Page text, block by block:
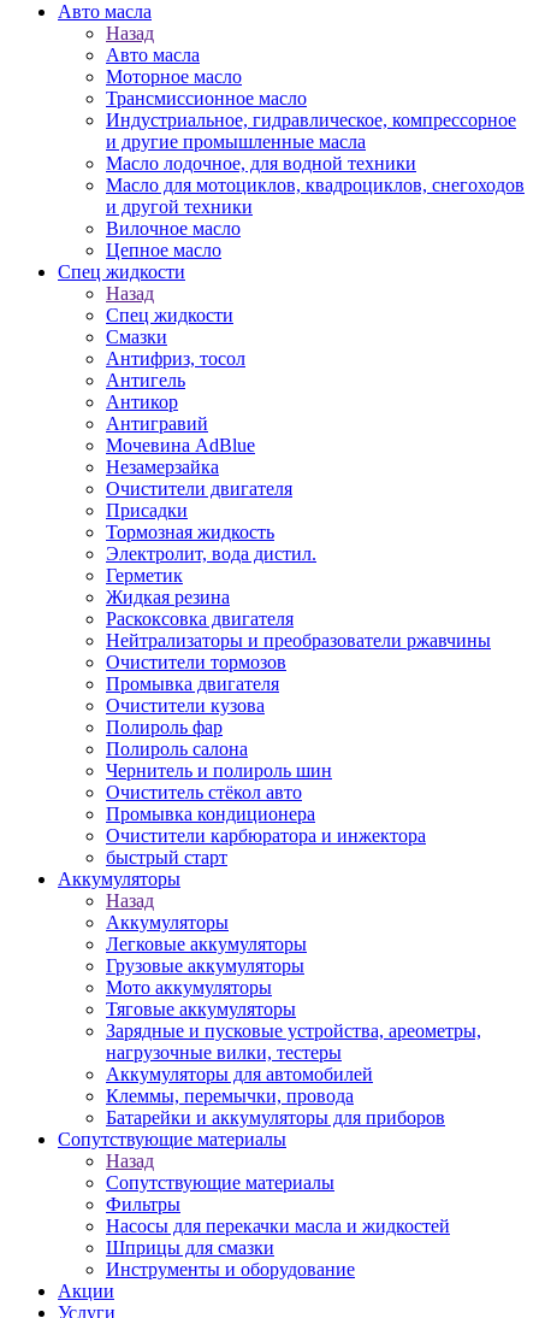
Авто масла
Назад
Авто масла
Моторное масло
Трансмиссионное масло
Индустриальное, гидравлическое, компрессорное
и другие промышленные масла
Масло лодочное, для водной техники
Масло для мотоциклов, квадроциклов, снегоходов
и другой техники
Вилочное масло
Цепное масло
Спец жидкости
Назад
Спец жидкости
Смазки
Антифриз, тосол
Антигель
Антикор
Антигравий
Мочевина AdBlue
Незамерзайка
Очистители двигателя
Присадки
Тормозная жидкость
Электролит, вода дистил.
Герметик
Жидкая резина
Раскоксовка двигателя
Нейтрализаторы и преобразователи ржавчины
Очистители тормозов
Промывка двигателя
Очистители кузова
Полироль фар
Полироль салона
Чернитель и полироль шин
Очиститель стёкол авто
Промывка кондиционера
Очистители карбюратора и инжектора
быстрый старт
Аккумуляторы
Назад
Аккумуляторы
Легковые аккумуляторы
Грузовые аккумуляторы
Мото аккумуляторы
Тяговые аккумуляторы
Зарядные и пусковые устройства, ареометры,
нагрузочные вилки, тестеры
Аккумуляторы для автомобилей
Клеммы, перемычки, провода
Батарейки и аккумуляторы для приборов
Сопутствующие материалы
Назад
Сопутствующие материалы
Фильтры
Насосы для перекачки масла и жидкостей
Шприцы для смазки
Инструменты и оборудование
Акции
Услуги